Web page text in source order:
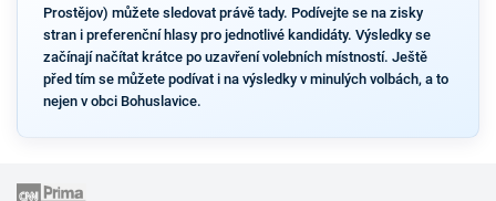
Prostějov) můžete sledovat právě tady. Podívejte se na zisky
stran i preferenční hlasy pro jednotlivé kandidáty. Výsledky se
začínají načítat krátce po uzavření volebních místností. Ještě
před tím se můžete podívat i na výsledky v minulých volbách, a to
nejen v obci Bohuslavice.